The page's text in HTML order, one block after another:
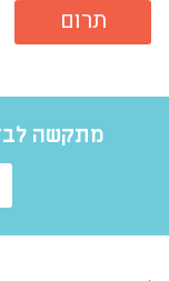
תרום
מתקשה